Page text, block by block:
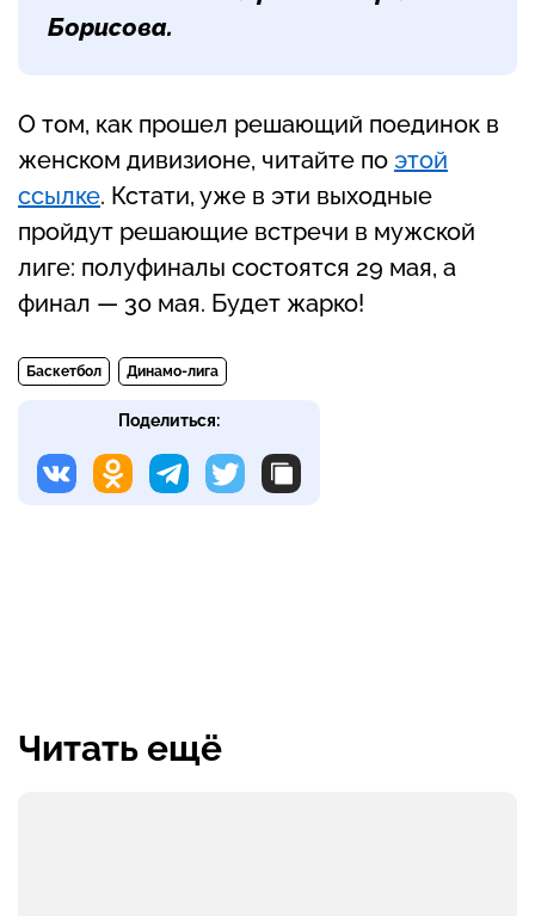
Борисова.
О том, как прошел решающий поединок в
женском дивизионе, читайте по этой
ссылке. Кстати, уже в эти выходные
пройдут решающие встречи в мужской
лиге: полуфиналы состоятся 29 мая, а
финал — 30 мая. Будет жарко!
Баскетбол Динамо-лига
Поделиться:
Читать ещё